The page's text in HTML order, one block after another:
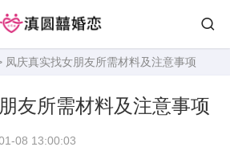
凤庆真实找女朋友所需材料及注意事项
友所需材料及注意事项
08 13:00:03